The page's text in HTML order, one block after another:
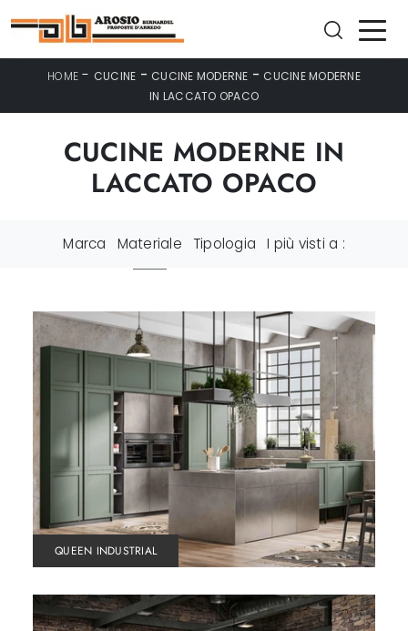
HOME - CUCINE - CUCINE MODERNE - CUCINE MODERNE
IN LACCATO OPACO
CUCINE MODERNE IN
LACCATO OPACO
Marca Materiale Tipologia I più visti a :
QUEEN INDUSTRIAL